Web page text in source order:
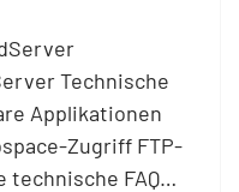
Technische
Applikationen
Zugriff FTP-
technische FAQ…